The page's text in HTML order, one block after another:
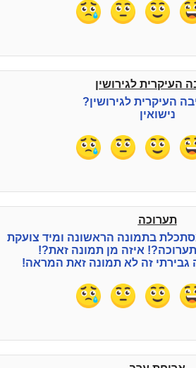
העיקרית לגירושין
העיקרית לגירושין?
נישואין
תערוכה
בתמונה הראשונה ומיד צועקת
איזה מן תמונה זאת?!
גבירתי זה לא תמונה זאת המראה!